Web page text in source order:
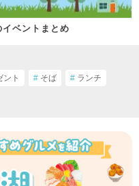
ベントまとめ
ント # そば # ランチ